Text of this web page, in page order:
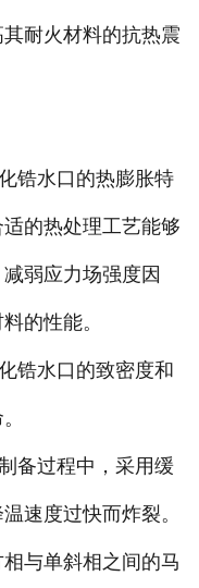
耐火材料的抗热震
锆水口的热膨胀特
的热处理工艺能够
弱应力场强度因
的性能。
锆水口的致密度和
备过程中，采用缓
速度过快而炸裂。
与单斜相之间的马